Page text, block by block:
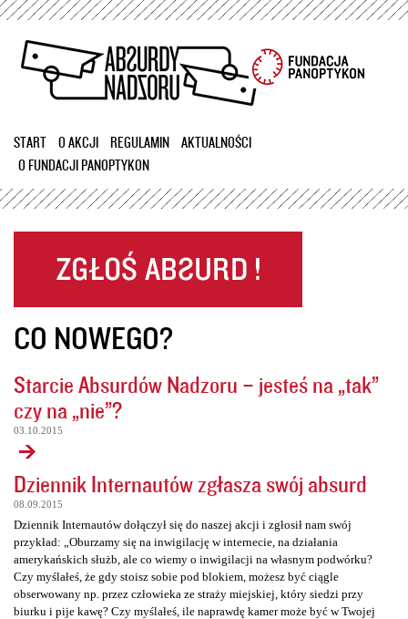
Przejdź
treści
START O AKCJI REGULAMIN
AKTUALNOŚCI
O FUNDACJI PANOPTYKON
CO NOWEGO?
Starcie Absurdów Nadzoru – jesteś na „tak”
czy na „nie”?
03.10.2015
Dziennik Internautów zgłasza swój absurd
08.09.2015
Dziennik Internautów dołączył się do naszej akcji i zgłosił nam swój
przykład: „Oburzamy się na inwigilację w internecie, na działania
amerykańskich służb, ale co wiemy o inwigilacji na własnym podwórku?
Czy myślałeś, że gdy stoisz sobie pod blokiem, możesz być ciągle
obserwowany np. przez człowieka ze straży miejskiej, który siedzi przy
biurku i pije kawę? Czy myślałeś, ile naprawdę kamer może być w Twojej